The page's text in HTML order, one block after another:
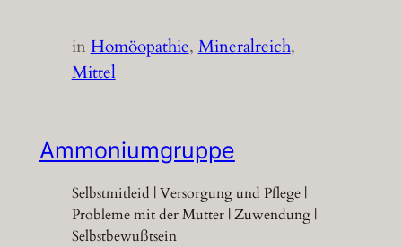
inHomöopathie, Mineralreich
Mittel
Ammoniumgruppe
Selbstmitleid | Versorgung und Pflege |
Probleme mit der Mutter | Zuwendung |
Selbstbewußtsein